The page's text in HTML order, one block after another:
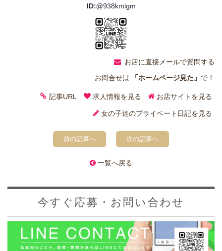
ID:@938kmlgm
お店に直接メールで質問する
お問合せは
「ホームページ見た」 で！
記事URL 求人情報を見る お店サイトを見る
女の子達のプライベート日記を見る
前の記事へ 次の記事へ
一覧へ戻る
今すぐ応募・お問い合わせ